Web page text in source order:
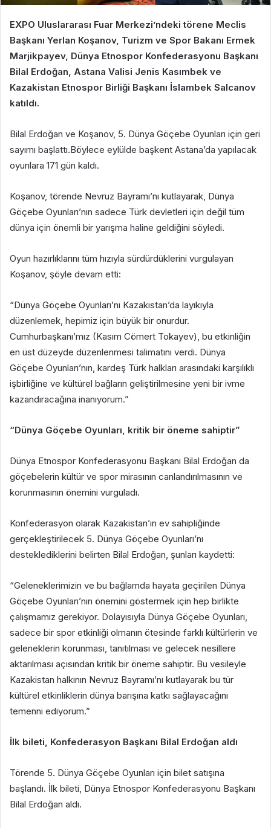
EXPO Uluslararası Fuar Merkezi’ndeki törene Meclis
Başkanı Yerlan Koşanov, Turizm ve Spor Bakanı Ermek
Marjikpayev, Dünya Etnospor Konfederasyonu Başkanı
Bilal Erdoğan, Astana Valisi Jenis Kasımbek ve
Kazakistan Etnospor Birliği Başkanı İslambek Salcanov
katıldı.
Bilal Erdoğan ve Koşanov, 5. Dünya Göçebe Oyunları için geri
sayımı başlattı.Böylece eylülde başkent Astana’da yapılacak
oyunlara 171 gün kaldı.
Koşanov, törende Nevruz Bayramı’nı kutlayarak, Dünya
Göçebe Oyunları’nın sadece Türk devletleri için değil tüm
dünya için önemli bir yarışma haline geldiğini söyledi.
Oyun hazırlıklarını tüm hızıyla sürdürdüklerini vurgulayan
Koşanov, şöyle devam etti:
“Dünya Göçebe Oyunları’nı Kazakistan’da layıkıyla
düzenlemek, hepimiz için büyük bir onurdur.
Cumhurbaşkanı’mız (Kasım Cömert Tokayev), bu etkinliğin
en üst düzeyde düzenlenmesi talimatını verdi. Dünya
Göçebe Oyunları’nın, kardeş Türk halkları arasındaki karşılıklı
işbirliğine ve kültürel bağların geliştirilmesine yeni bir ivme
kazandıracağına inanıyorum.”
“Dünya Göçebe Oyunları, kritik bir öneme sahiptir”
Dünya Etnospor Konfederasyonu Başkanı Bilal Erdoğan da
göçebelerin kültür ve spor mirasının canlandırılmasının ve
korunmasının önemini vurguladı.
Konfederasyon olarak Kazakistan’ın ev sahipliğinde
gerçekleştirilecek 5. Dünya Göçebe Oyunları’nı
desteklediklerini belirten Bilal Erdoğan, şunları kaydetti:
“Geleneklerimizin ve bu bağlamda hayata geçirilen Dünya
Göçebe Oyunları’nın önemini göstermek için hep birlikte
çalışmamız gerekiyor. Dolayısıyla Dünya Göçebe Oyunları,
sadece bir spor etkinliği olmanın ötesinde farklı kültürlerin ve
geleneklerin korunması, tanıtılması ve gelecek nesillere
aktarılması açısından kritik bir öneme sahiptir. Bu vesileyle
Kazakistan halkının Nevruz Bayramı’nı kutlayarak bu tür
kültürel etkinliklerin dünya barışına katkı sağlayacağını
temenni ediyorum.”
İlk bileti, Konfederasyon Başkanı Bilal Erdoğan aldı
Törende 5. Dünya Göçebe Oyunları için bilet satışına
başlandı. İlk bileti, Dünya Etnospor Konfederasyonu Başkanı
Bilal Erdoğan aldı.